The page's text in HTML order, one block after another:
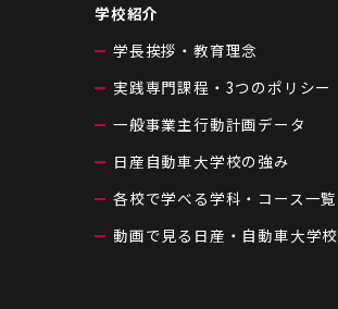
学校紹介
学長挨拶・教育理念
実践専門課程・3つのポリシー
一般事業主行動計画データ
日産自動車大学校の強み
各校で学べる学科・コース一覧
動画で見る日産・自動車大学校